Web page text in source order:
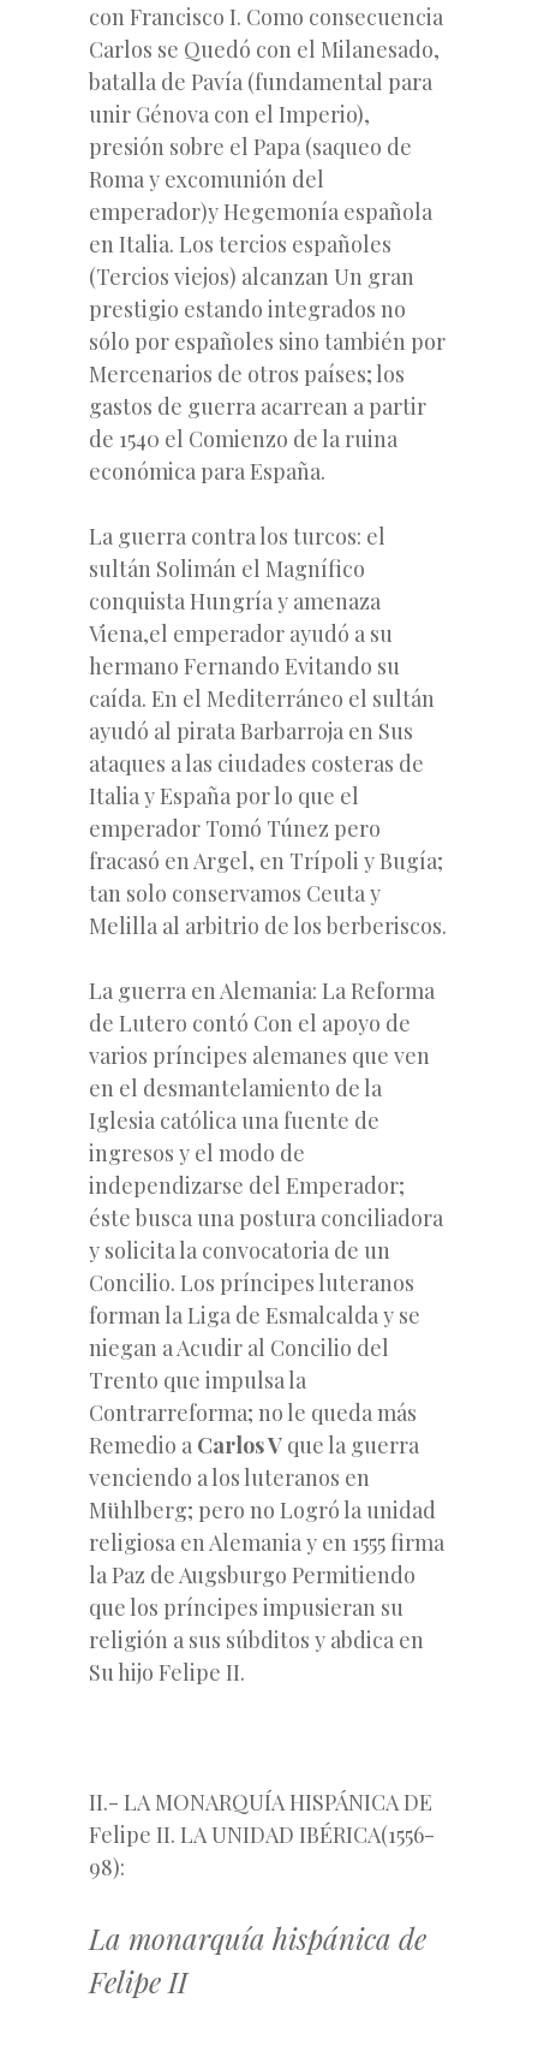
con Francisco I. Como consecuencia
Carlos se Quedó con el Milanesado,
batalla de Pavía (fundamental para
unir Génova con el Imperio),
presión sobre el Papa (saqueo de
Roma y excomunión del
emperador)y Hegemonía española
en Italia. Los tercios españoles
(Tercios viejos) alcanzan Un gran
prestigio estando integrados no
sólo por españoles sino también por
Mercenarios de otros países; los
gastos de guerra acarrean a partir
de 1540 el Comienzo de la ruina
económica para España.
La guerra contra los turcos: el
sultán Solimán el Magnífico
conquista Hungría y amenaza
Viena,el emperador ayudó a su
hermano Fernando Evitando su
caída. En el Mediterráneo el sultán
ayudó al pirata Barbarroja en Sus
ataques a las ciudades costeras de
Italia y España por lo que el
emperador Tomó Túnez pero
fracasó en Argel, en Trípoli y Bugía;
tan solo conservamos Ceuta y
Melilla al arbitrio de los berberiscos.
La guerra en Alemania: La Reforma
de Lutero contó Con el apoyo de
varios príncipes alemanes que ven
en el desmantelamiento de la
Iglesia católica una fuente de
ingresos y el modo de
independizarse del Emperador;
éste busca una postura conciliadora
y solicita la convocatoria de un
Concilio. Los príncipes luteranos
forman la Liga de Esmalcalda y se
niegan a Acudir al Concilio del
Trento que impulsa la
Contrarreforma; no le queda más
Remedio a Carlos V que la guerra
venciendo a los luteranos en
Mühlberg; pero no Logró la unidad
religiosa en Alemania y en 1555 firma
la Paz de Augsburgo Permitiendo
que los príncipes impusieran su
religión a sus súbditos y abdica en
Su hijo Felipe II.
II.- LA MONARQUÍA HISPÁNICA DE
Felipe II. LA UNIDAD IBÉRICA(1556-
98):
La monarquía hispánica de
Felipe II